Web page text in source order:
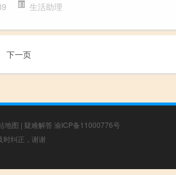
生活助理
下一页
地图 | 疑难解答 渝ICP备11000776号
时纠正，谢谢